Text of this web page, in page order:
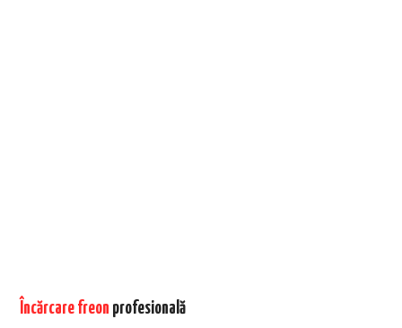
Încărcare freon profesională